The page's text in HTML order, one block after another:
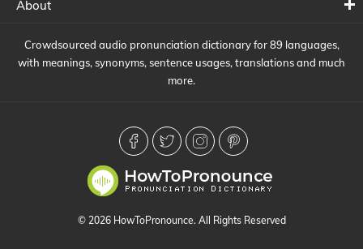
About
Crowdsourced audio pronunciation dictionary for 89 languages,
with meanings, synonyms, sentence usages, translations and much
more.
© 2026 HowToPronounce. All Rights Reserved